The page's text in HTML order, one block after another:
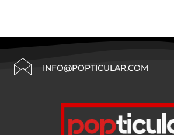
INFO@POPTICULAR.COM